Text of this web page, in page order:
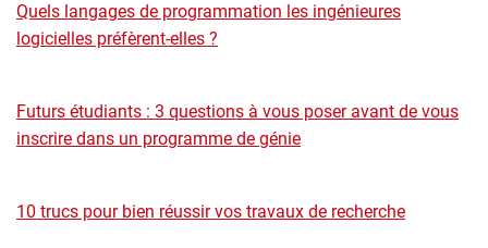
Quels langages de programmation les ingénieures
logicielles préfèrent-elles ?
Futurs étudiants : 3 questions à vous poser avant de vous
inscrire dans un programme de génie
10 trucs pour bien réussir vos travaux de recherche